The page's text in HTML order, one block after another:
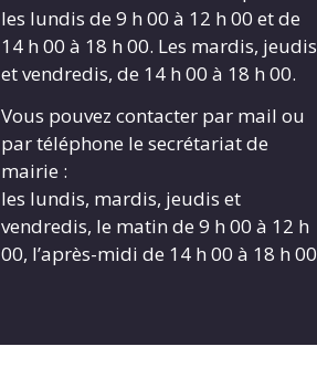
les lundis de 9 h 00 à 12 h 00 et de
14 h 00 à 18 h 00. Les mardis, jeudis
et vendredis, de 14 h 00 à 18 h 00.
Vous pouvez contacter par mail ou
par téléphone le secrétariat de
mairie :
les lundis, mardis, jeudis et
vendredis, le matin de 9 h 00 à 12 h
00, l’après-midi de 14 h 00 à 18 h 00